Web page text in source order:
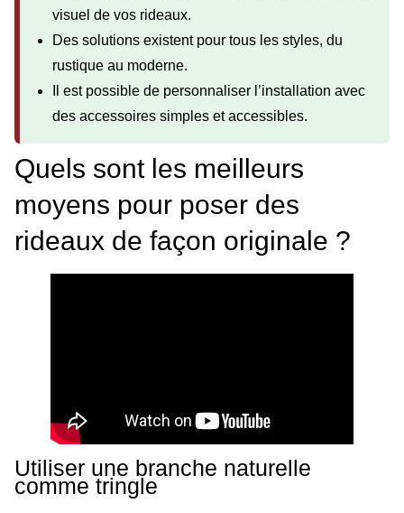
visuel de vos rideaux.
Des solutions existent pour tous les styles, du
rustique au moderne.
Il est possible de personnaliser l’installation avec
des accessoires simples et accessibles.
Quels sont les meilleurs
moyens pour poser des
rideaux de façon originale ?
Utiliser une branche naturelle
comme tringle